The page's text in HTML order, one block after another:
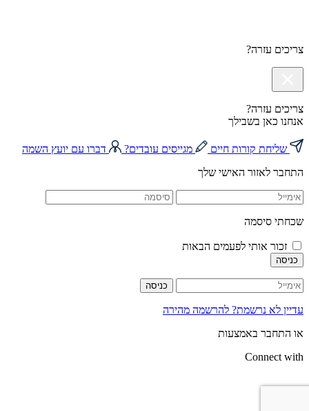
צריכים עזרה?
צריכים עזרה?
אנחנו כאן בשבילך
שליחת קורות חיים מגייסים עובדים?
דברו עם יועץ השמה
התחבר לאזור האישי שלך
שכחתי סיסמה
זכור אותי לפעמים הבאות
כניסה
כניסה
עדיין לא נרשמת? להרשמה מהירה
או התחבר באמצעות
Connect with